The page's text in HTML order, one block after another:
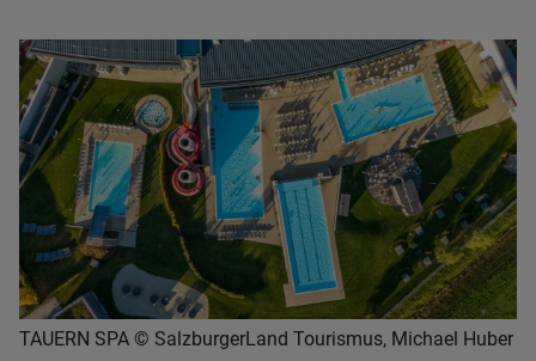
TAUERN SPA © SalzburgerLand Tourismus, Michael Huber